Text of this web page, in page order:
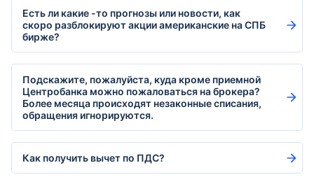
Есть ли какие -то прогнозы или новости, как
скоро разблокируют акции американские на СПБ
бирже?
Подскажите, пожалуйста, куда кроме приемной
Центробанка можно пожаловаться на брокера?
Более месяца происходят незаконные списания,
обращения игнорируются.
Как получить вычет по ПДС?